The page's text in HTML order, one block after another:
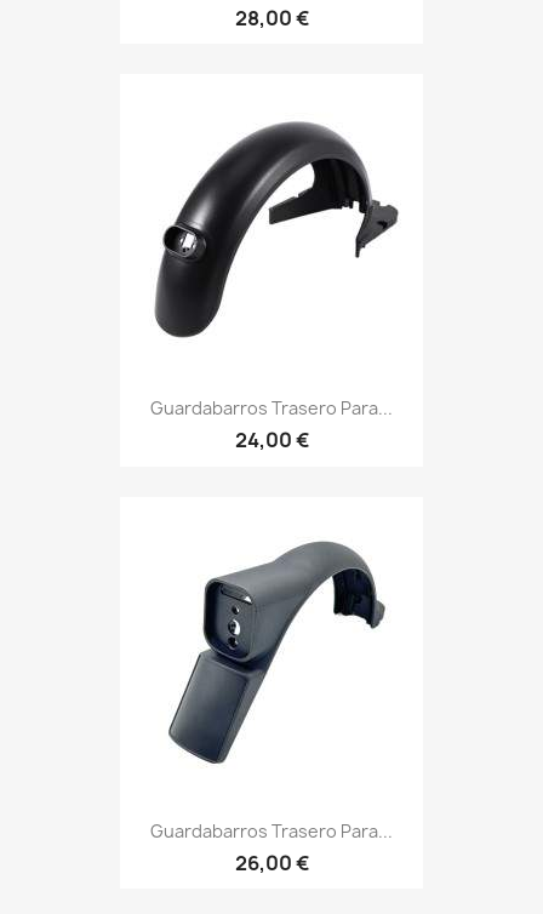
28,00 €
Guardabarros Trasero Para...
24,00 €
Guardabarros Trasero Para...
26,00 €